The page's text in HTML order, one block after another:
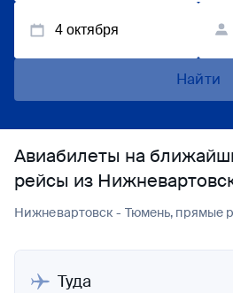
4 октября
Найти
Авиабилеты на
рейсы из
Нижневартовск - Тюмень, прямые
Туда